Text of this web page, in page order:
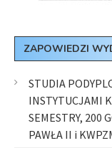
ZAPOWIEDZI
STUDIA
INSTYTUCJAMI
SEMESTRY, 200
PAWŁA II i